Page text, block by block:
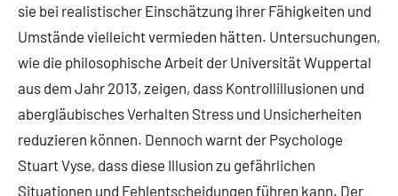
sie bei realistischer Einschätzung ihrer Fähigkeiten und
Umstände vielleicht vermieden hätten. Untersuchungen,
wie die philosophische Arbeit der Universität Wuppertal
aus dem Jahr 2013, zeigen, dass Kontrollillusionen und
abergläubisches Verhalten Stress und Unsicherheiten
reduzieren können. Dennoch warnt der Psychologe
Stuart Vyse, dass diese Illusion zu gefährlichen
Situationen und Fehlentscheidungen führen kann. Der